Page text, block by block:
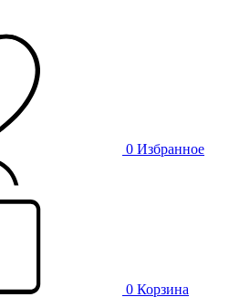
0 Избранное
0 Корзина